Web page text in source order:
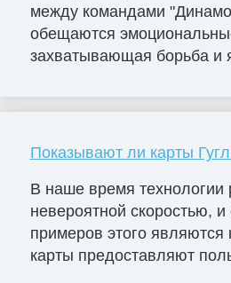
между командами
обещаются
захватывающая борьба и
Показывают ли карты
В наше время технологии
невероятной скоростью,
примеров этого являются
карты предоставляют